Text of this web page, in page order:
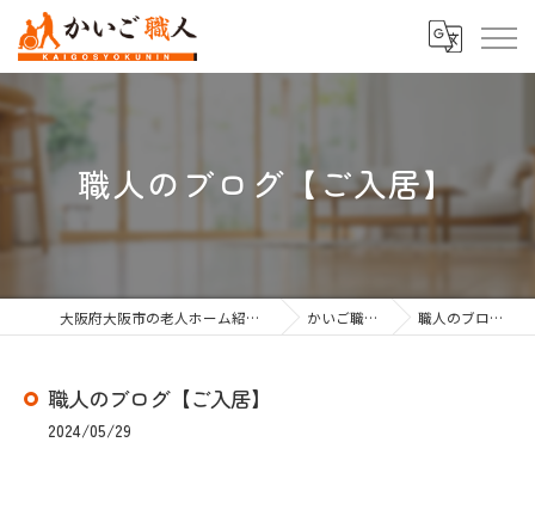
職人のブログ【ご入居】
大阪府大阪市の老人ホーム紹介なら株式会社かいご職人 かいご職人のブログ 職人のブログ【ご入居】
職人のブログ【ご入居】
2024/05/29